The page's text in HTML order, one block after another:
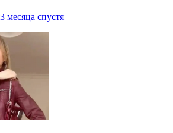
3 месяца спустя